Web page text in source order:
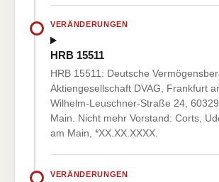
VERÄNDERUNGEN
HRB 15511
HRB 15511: Deutsche
Aktiengesellschaft DVAG, Frankfurt
Wilhelm-Leuschner-Straße 24,
Main. Nicht mehr Vorstand: Corts,
am Main, *XX.XX.XXXX.
VERÄNDERUNGEN